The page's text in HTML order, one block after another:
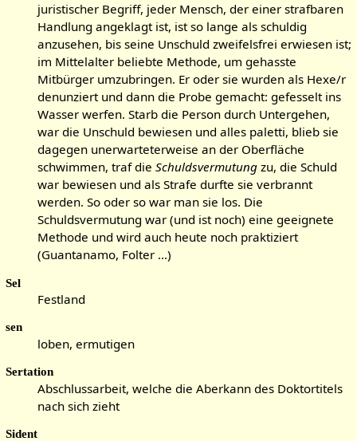
juristischer Begriff, jeder Mensch, der einer strafbaren
Handlung angeklagt ist, ist so lange als schuldig
anzusehen, bis seine Unschuld zweifelsfrei erwiesen ist;
im Mittelalter beliebte Methode, um gehasste
Mitbürger umzubringen. Er oder sie wurden als Hexe/r
denunziert und dann die Probe gemacht: gefesselt ins
Wasser werfen. Starb die Person durch Untergehen,
war die Unschuld bewiesen und alles paletti, blieb sie
dagegen unerwarteterweise an der Oberfläche
schwimmen, traf die Schuldsvermutungzu, die Schuld
war bewiesen und als Strafe durfte sie verbrannt
werden. So oder so war man sie los. Die
Schuldsvermutung war (und ist noch) eine geeignete
Methode und wird auch heute noch praktiziert
(Guantanamo, Folter …)
Sel
Festland
sen
loben, ermutigen
Sertation
Abschlussarbeit, welche die Aberkann des Doktortitels
nach sich zieht
Sident